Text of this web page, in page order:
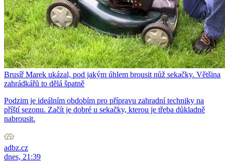
Brusíř Marek ukázal, pod jakým úhlem brousit nůž sekačky. Většina
zahrádkářů to dělá špatně
Podzim je ideálním obdobím pro přípravu zahradní techniky na
příští sezonu. Začít je dobré u sekačky, kterou je třeba důkladně
nabrousit.
adbz.cz
dnes, 21:39